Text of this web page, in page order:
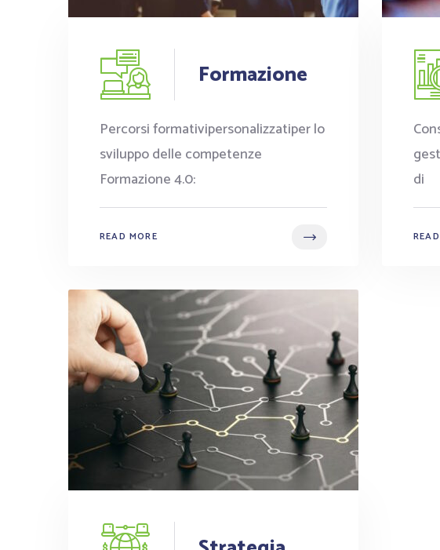
Formazione
Percorsi formativipersonalizzatiper lo
sviluppo delle competenze
Formazione 4.0:
READ MORE
di